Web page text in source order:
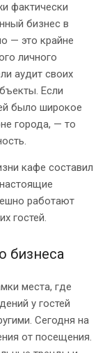
фактически
бизнес в
— это крайне
личного
аудит своих
Если
было широкое
города, — то
кафе составил
работают
гостей.
бизнеса
места, где
у гостей
Сегодня на
от посещения.